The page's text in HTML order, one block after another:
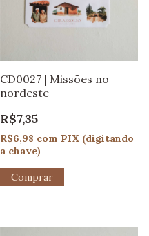
CD0027 | Missões no
nordeste
R$7,35
R$6,98 com PIX (digitando
a chave)